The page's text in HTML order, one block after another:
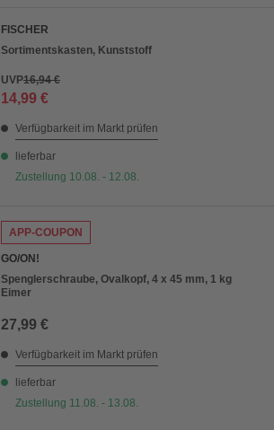
FISCHER
Sortimentskasten, Kunststoff
UVP16,94 €
14,99 €
Verfügbarkeit im Markt prüfen
lieferbar
Zustellung 10.08. - 12.08.
APP-COUPON
GO/ON!
Spenglerschraube, Ovalkopf, 4 x 45 mm, 1 kg
Eimer
27,99 €
Verfügbarkeit im Markt prüfen
lieferbar
Zustellung 11.08. - 13.08.